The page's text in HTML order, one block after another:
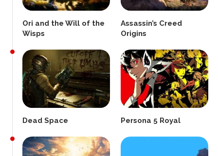
Ori and the Will of the
Wisps
Assassin’s Creed
Origins
Dead Space Persona 5 Royal